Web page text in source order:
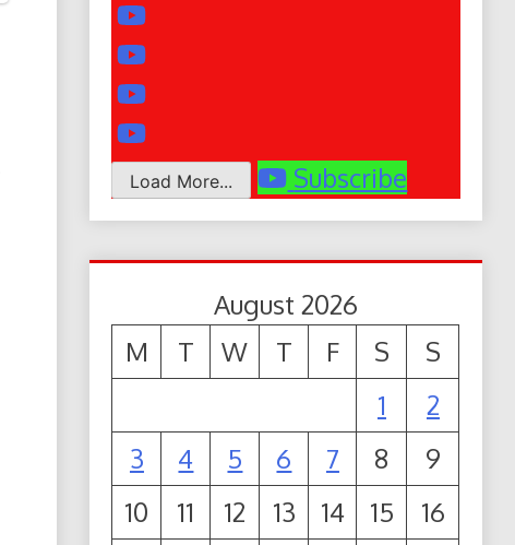
Load More... Subscribe
August 2026
M
T W T F S
S
1
2
3
4 5 6 7 8
9
10
11 12 13 14 15
16